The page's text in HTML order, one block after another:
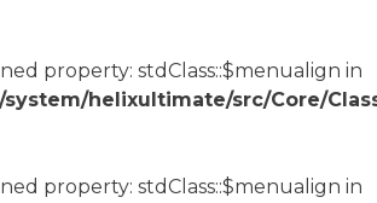
property: stdClass::$menualign in
helixultimate/src/Core/
property: stdClass::$menualign in